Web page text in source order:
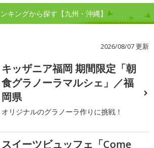
キングから探す【九州・沖縄】
2026/08/07 更新
キッザニア福岡 期間限定「朝
食グラノーラマルシェ」／福
岡県
オリジナルのグラノーラ作りに挑戦！
スイーツビュッフェ「Come